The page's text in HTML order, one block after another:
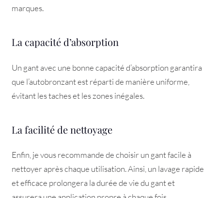
marques.
La capacité d’absorption
Un gant avec une bonne capacité d’absorption garantira
que l’autobronzant est réparti de manière uniforme,
évitant les taches et les zones inégales.
La facilité de nettoyage
Enfin, je vous recommande de choisir un gant facile à
nettoyer après chaque utilisation. Ainsi, un lavage rapide
et efficace prolongera la durée de vie du gant et